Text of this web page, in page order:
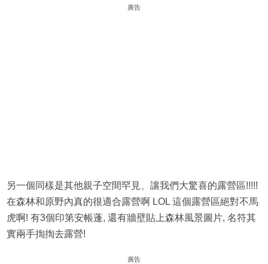
廣告
另一個同樣是其他親子空間罕見、讓我們大驚喜的露營區!!!!!
在森林和原野內真的很適合露營啊 LOL 這個露營區絕對不馬
虎啊! 有3個印第安帳蓬, 還有牆壁貼上森林風景圖片, 名符其
實兩手揈揈去露營!
廣告